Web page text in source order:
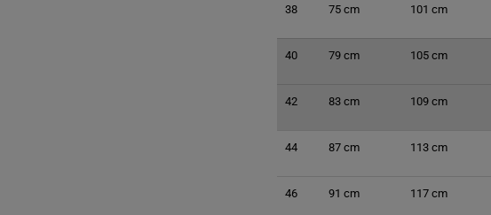
38 75 cm 101 cm
40 79 cm 105 cm
42 83 cm 109 cm
44 87 cm 113 cm
46 91 cm 117 cm